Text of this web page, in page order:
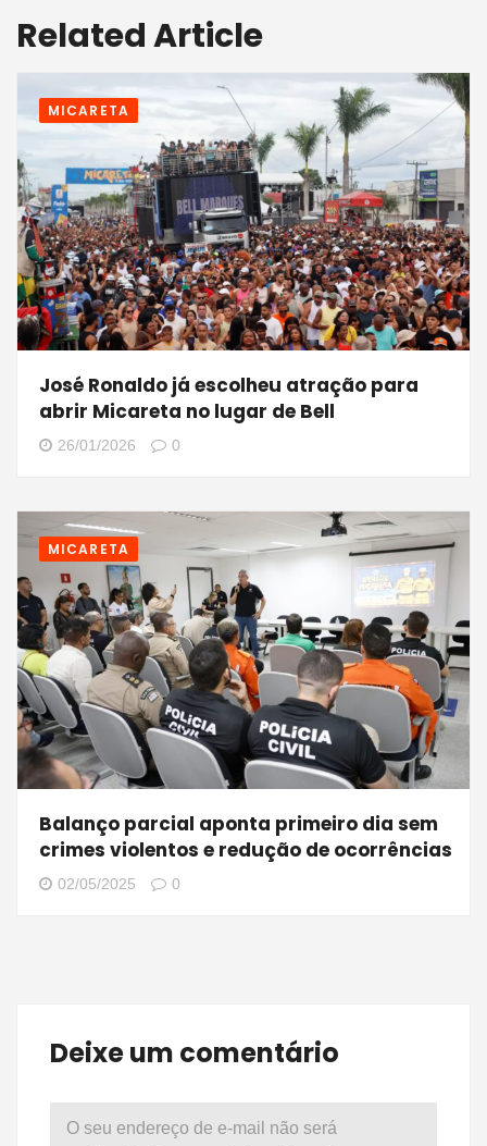
Related Article
MICARETA
José Ronaldo já escolheu atração para
abrir Micareta no lugar de Bell
26/01/2026 0
MICARETA
Balanço parcial aponta primeiro dia sem
crimes violentos e redução de ocorrências
02/05/2025 0
Deixe um comentário
O seu endereço de e-mail não será